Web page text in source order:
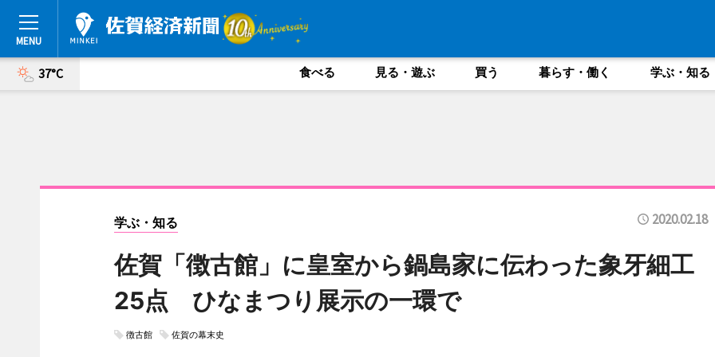
37°C 食べる 見る・遊ぶ 買う 暮らす・働く 学ぶ・知る
学ぶ・知る 2020.02.18
佐賀「徴古館」に皇室から鍋島家に伝わった象牙細工
25点 ひなまつり展示の一環で
徴古館 佐賀の幕末史